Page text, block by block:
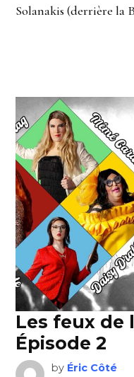
Solanakis (derrière la
Les feux de
Épisode 2
by Éric Côté